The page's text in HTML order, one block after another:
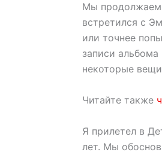
Мы продолжаем
встретился с
или точнее
записи альбома
некоторые
Читайте также
Я прилетел в
лет. Мы